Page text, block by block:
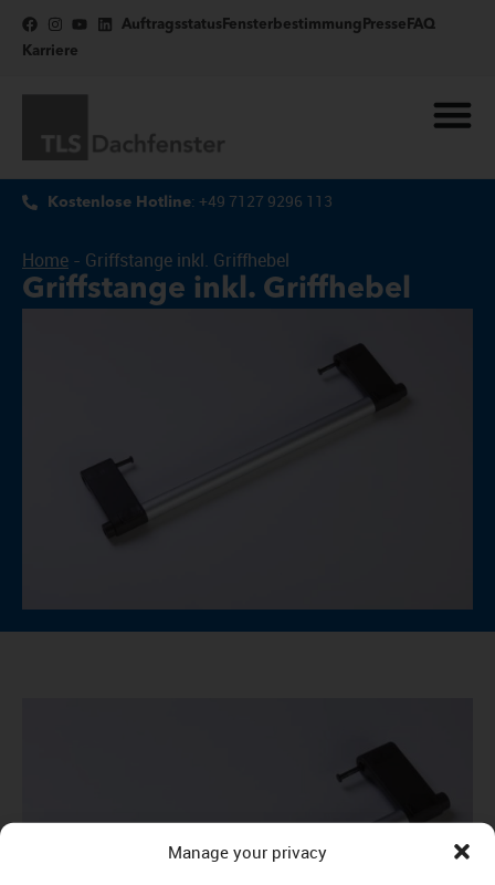
Manage your privacy
Auftragsstatus Fensterbestimmung Presse FAQ
Karriere
Kostenlose Hotline: +49 7127 9296 113
Home - Griffstange inkl. Griffhebel
Griffstange inkl. Griffhebel